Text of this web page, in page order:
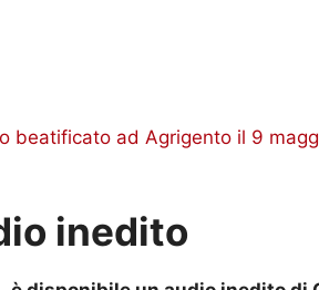
beatificato ad Agrigento il 9
inedito